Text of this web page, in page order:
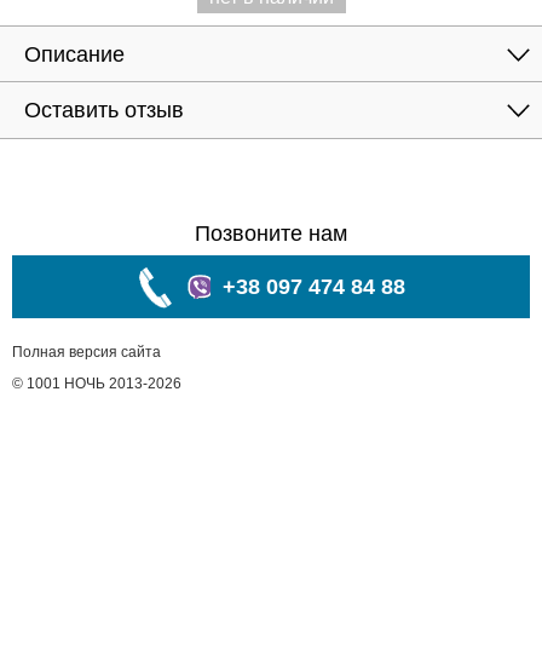
Описание
Оставить отзыв
Позвоните нам
+38 097 474 84 88
Полная версия сайта
© 1001 НОЧЬ 2013-2026